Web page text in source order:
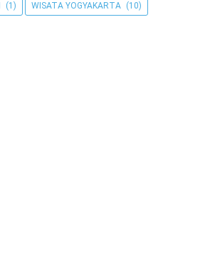
(1) WISATA YOGYAKARTA (10)